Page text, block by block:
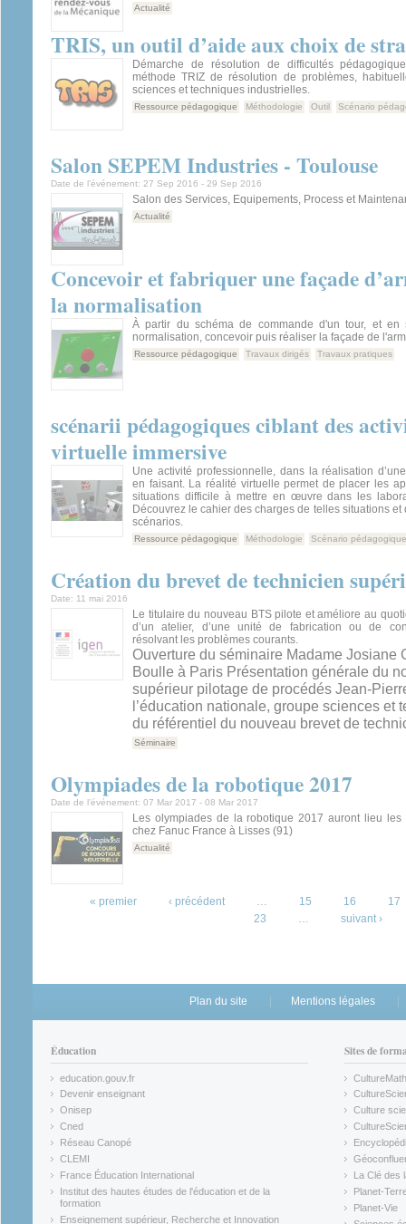
Actualité
TRIS, un outil d’aide aux choix de
Démarche de résolution de difficultés
méthode TRIZ de résolution de problèmes,
sciences et techniques industrielles.
Ressource pédagogique Méthodologie Outil Scénario
Salon SEPEM Industries - Toulouse
Date de l’événement: 27 Sep 2016 - 29 Sep 2016
Salon des Services, Equipements, Process et
Actualité
Concevoir et fabriquer une façade
la normalisation
À partir du schéma de commande d'un tour, et en
normalisation, concevoir puis réaliser la façade de
Ressource pédagogique Travaux dirigés Travaux pratiques
scénarii pédagogiques ciblant des
virtuelle immersive
Une activité professionnelle, dans la réalisation
en faisant. La réalité virtuelle permet de placer les
situations difficile à mettre en œuvre dans les
Découvrez le cahier des charges de telles situations et
scénarios.
Ressource pédagogique Méthodologie Scénario pédagogique
Création du brevet de technicien
Date: 11 mai 2016
Le titulaire du nouveau BTS pilote et améliore au
d’un atelier, d’une unité de fabrication ou de
résolvant les problèmes courants.
Ouverture du séminaire Madame Josiane
Boulle à Paris Présentation générale du
supérieur pilotage de procédés Jean-
l’éducation nationale, groupe sciences
du référentiel du nouveau brevet de
Séminaire
Olympiades de la robotique 2017
Date de l’événement: 07 Mar 2017 - 08 Mar 2017
Les olympiades de la robotique 2017 auront lieu
chez Fanuc France à Lisses (91)
Actualité
« premier ‹ précédent … 15 16
17
23
… suivant ›
Plan du site Mentions légales
Éducation
education.gouv.fr
(link is external)
Devenir enseignant
(link is external)
Onisep
(link is external)
Cned
(link is external)
Réseau Canopé
(link is external)
CLEMI
(link is external)
France Éducation International
(link is external)
Institut des hautes études de l'éducation et de la
formation
(link is external)
Enseignement supérieur, Recherche et Innovation
Sites de
CultureMath
(link is
(link is
Culture
(link is
(link is
(link is
La Clé des
(link is
Planet-
(link is
Planet-Vie
(link is